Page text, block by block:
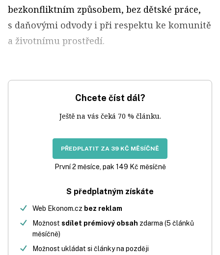
bezkonfliktním způsobem, bez dětské práce,
s daňovými odvody i při respektu ke komunitě
a životnímu prostředí.
Chcete číst dál?
Ještě na vás čeká 70 % článku.
PŘEDPLATIT ZA 39 KČ MĚSÍČNĚ
První 2 měsíce, pak 149 Kč měsíčně
S předplatným získáte
Web Ekonom.cz bez reklam
Možnost sdílet prémiový obsah zdarma (5 článků
měsíčně)
Možnost ukládat si články na později